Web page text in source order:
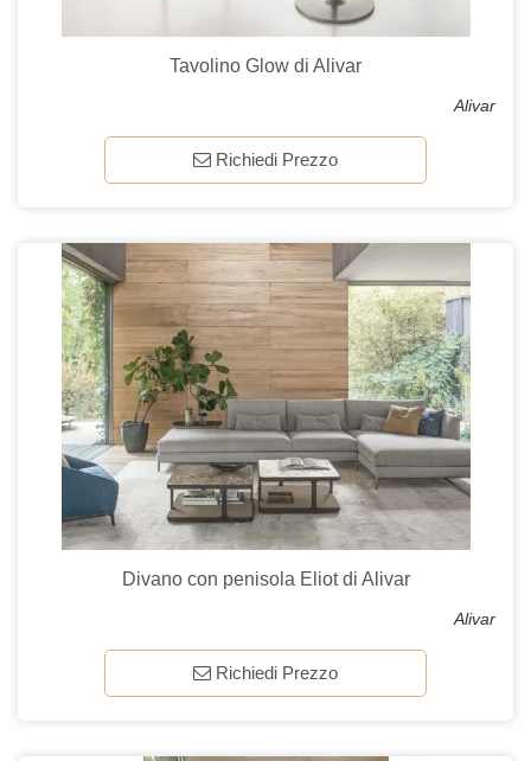
Tavolino Glow di Alivar
Alivar
Richiedi Prezzo
Divano con penisola Eliot di Alivar
Alivar
Richiedi Prezzo